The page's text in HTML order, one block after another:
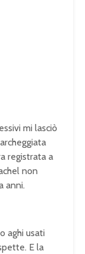
mi lasciò
registrata a
non
anni.
aghi usati
E la